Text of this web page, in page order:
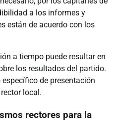
a los informes y
están de acuerdo con los
a tiempo puede resultar en
los resultados del partido.
de presentación
local.
rectores para la